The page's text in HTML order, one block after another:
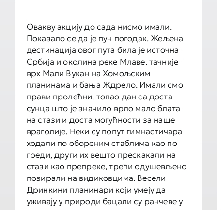
Овакву акцију до сада нисмо имали.
Показало се да је пун погодак. Жељена
дестинација овог пута била је источна
Србија и околина реке Млаве, тачније
врх Мали Вукан на Хомољским
планинама и бања Ждрело. Имали смо
прави пролећни, топао дан са доста
сунца што је значило врло мало блата
на стази и доста могућности за наше
враголије. Неки су попут гимнастичара
ходали по обореним стаблима као по
греди, други их вешто прескакали на
стази као препреке, трећи одушевљено
позирали на видиковцима. Весели
Дринкини планинари који умеју да
уживају у природи бацали су ранчеве у